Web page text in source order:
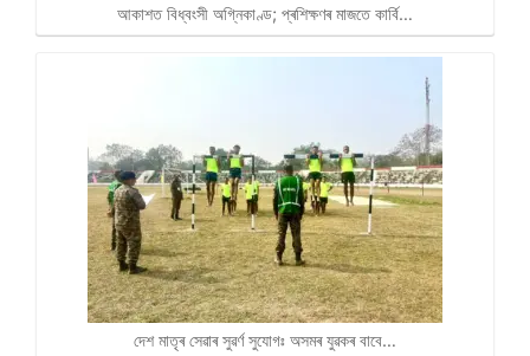
আকাশত বিধ্বংসী অগ্নিকাণ্ড; প্ৰশিক্ষণৰ মাজতে কাৰ্বি…
দেশ মাতৃৰ সেৱাৰ সুৱৰ্ণ সুযোগঃ অসমৰ যুৱকৰ বাবে…